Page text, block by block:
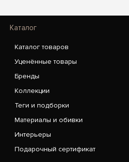
Каталог
Каталог товаров
Уценённые товары
Бренды
Коллекции
Теги и подборки
Материалы и обивки
Интерьеры
Подарочный сертификат